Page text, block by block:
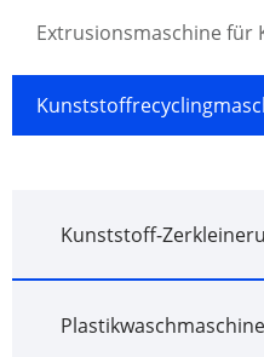
Extrusionsmaschine für
Kunststoff-
Plastikwaschmaschine